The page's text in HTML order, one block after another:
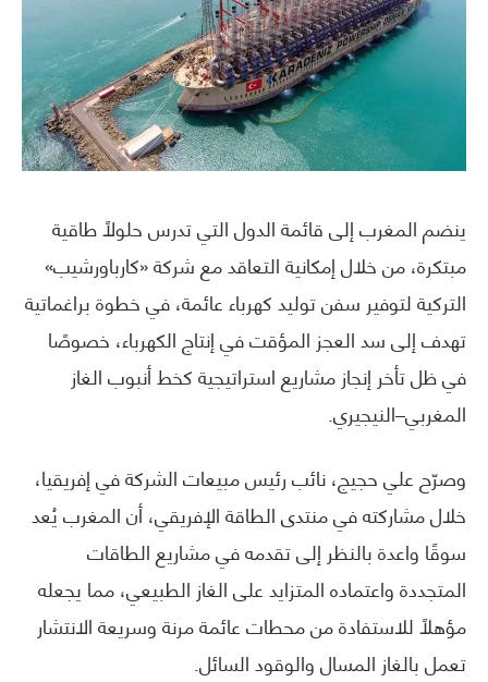
ينضم المغرب إلى قائمة الدول التي تدرس حلولًا طاقية
مبتكرة، من خلال إمكانية التعاقد مع شركة «كارباورشيب»
التركية لتوفير سفن توليد كهرباء عائمة، في خطوة براغماتية
تهدف إلى سد العجز المؤقت في إنتاج الكهرباء، خصوصًا
في ظل تأخر إنجاز مشاريع استراتيجية كخط أنبوب الغاز
المغربي–النيجيري.
وصرّح علي حجيج، نائب رئيس مبيعات الشركة في إفريقيا،
خلال مشاركته في منتدى الطاقة الإفريقي، أن المغرب يُعد
سوقًا واعدة بالنظر إلى تقدمه في مشاريع الطاقات
المتجددة واعتماده المتزايد على الغاز الطبيعي، مما يجعله
مؤهلًا للاستفادة من محطات عائمة مرنة وسريعة الانتشار
تعمل بالغاز المسال والوقود السائل.